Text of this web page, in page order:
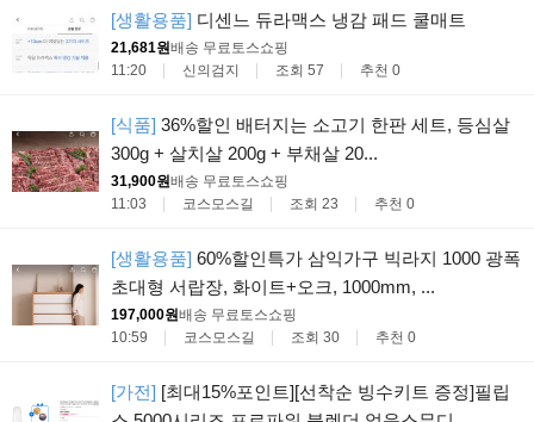
[생활용품] 디센느 듀라맥스 냉감 패드 쿨매트
21,681원배송 무료토스쇼핑
11:20
신의검지 조회 57 추천 0
[식품] 36%할인 배터지는 소고기 한판 세트, 등심살
300g + 살치살 200g + 부채살 20...
31,900원배송 무료토스쇼핑
11:03
코스모스길 조회 23 추천 0
[생활용품] 60%할인특가 삼익가구 빅라지 1000 광폭
초대형 서랍장, 화이트+오크, 1000mm, ...
197,000원배송 무료토스쇼핑
10:59
코스모스길 조회 30 추천 0
[가전] [최대15%포인트][선착순 빙수키트 증정]필립